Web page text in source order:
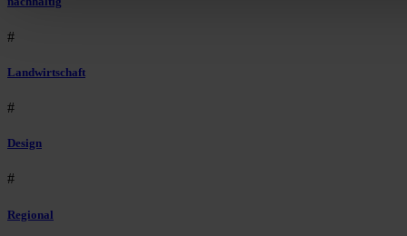
#
Landwirtschaft
#
Design
#
Regional